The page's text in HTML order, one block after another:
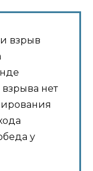
взрыв
взрыва нет
у